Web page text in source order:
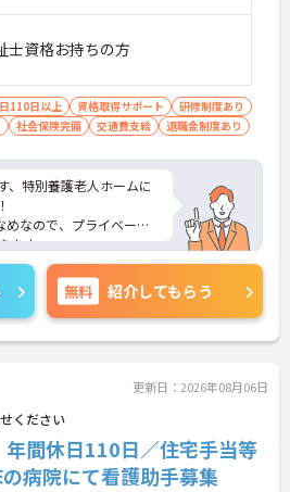
士資格お持ちの方
110日以上 資格取得サポート
研修制度あり
社会保険完備 交通費支給 退職金制度あり
、特別養護老人ホームに
なので、プライベート
ます。
日々の通勤も楽々です★
ポイントなど、さらに
でお気軽にご相談くださ
無料 紹介してもらう
更新日：2026年08月06日
ください
年間休日110日／住宅手当等
病院にて看護助手募集